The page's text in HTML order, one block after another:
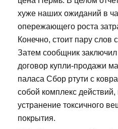
хуже наших ожиданий в
опережающего роста
Конечно, стоит пару слов
Затем сообщник
договор купли-продажи
паласа Сбор ртути с
собой комплекс
устранение токсичного
покрытия.